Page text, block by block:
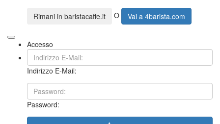
Rimani in baristacaffe.it O Vai a 4barista.com
Accesso
Indirizzo E-Mail:
Password: